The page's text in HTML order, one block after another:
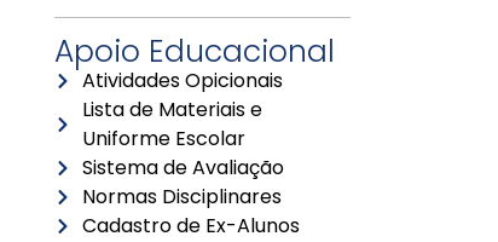
Apoio Educacional
Atividades Opicionais
Lista de Materiais e
Uniforme Escolar
Sistema de Avaliação
Normas Disciplinares
Cadastro de Ex-Alunos